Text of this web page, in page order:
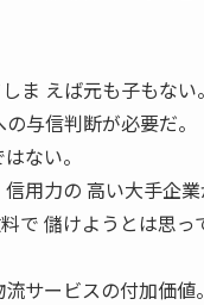
ま えば元も子もない。
与信判断が必要だ。
ない。
用力の 高い大手企業
儲けようとは思っ
サービスの付加価値。